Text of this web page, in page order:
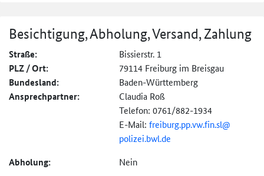
Besichtigung, Abholung, Versand, Zahlung
Straße: Bissierstr. 1
PLZ / Ort: 79114 Freiburg im Breisgau
Bundesland: Baden-Württemberg
Ansprechpartner:
Claudia Roß
Telefon: 0761/882-1934
E-Mail: freiburg.pp.vw.fin.sl@
polizei.bwl.de
Abholung: Nein